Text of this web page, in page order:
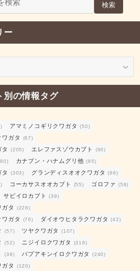
検索
ー
別の情報タグ
アマミノコギリクワガタ (50)
ガタ (67)
(205) エレファスゾウカブト (60)
カナブン・ハナムグリ他 (85)
(303) グランディスオオクワガタ (66)
コーカサスオオカブト (55) ゴロファ (58)
サビイロカブト (39)
タ (228)
ガタ (76) ダイオウヒタラクワガタ (42)
(57) ツヤクワガタ (107)
(52) ニジイロクワガタ (319)
(38) パプアキンイロクワガタ (240)
タ (120)